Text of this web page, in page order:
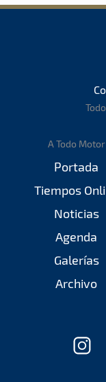
A Todo Motor
Portada
Tiempos
Noticias
Agenda
Galerías
Archivo